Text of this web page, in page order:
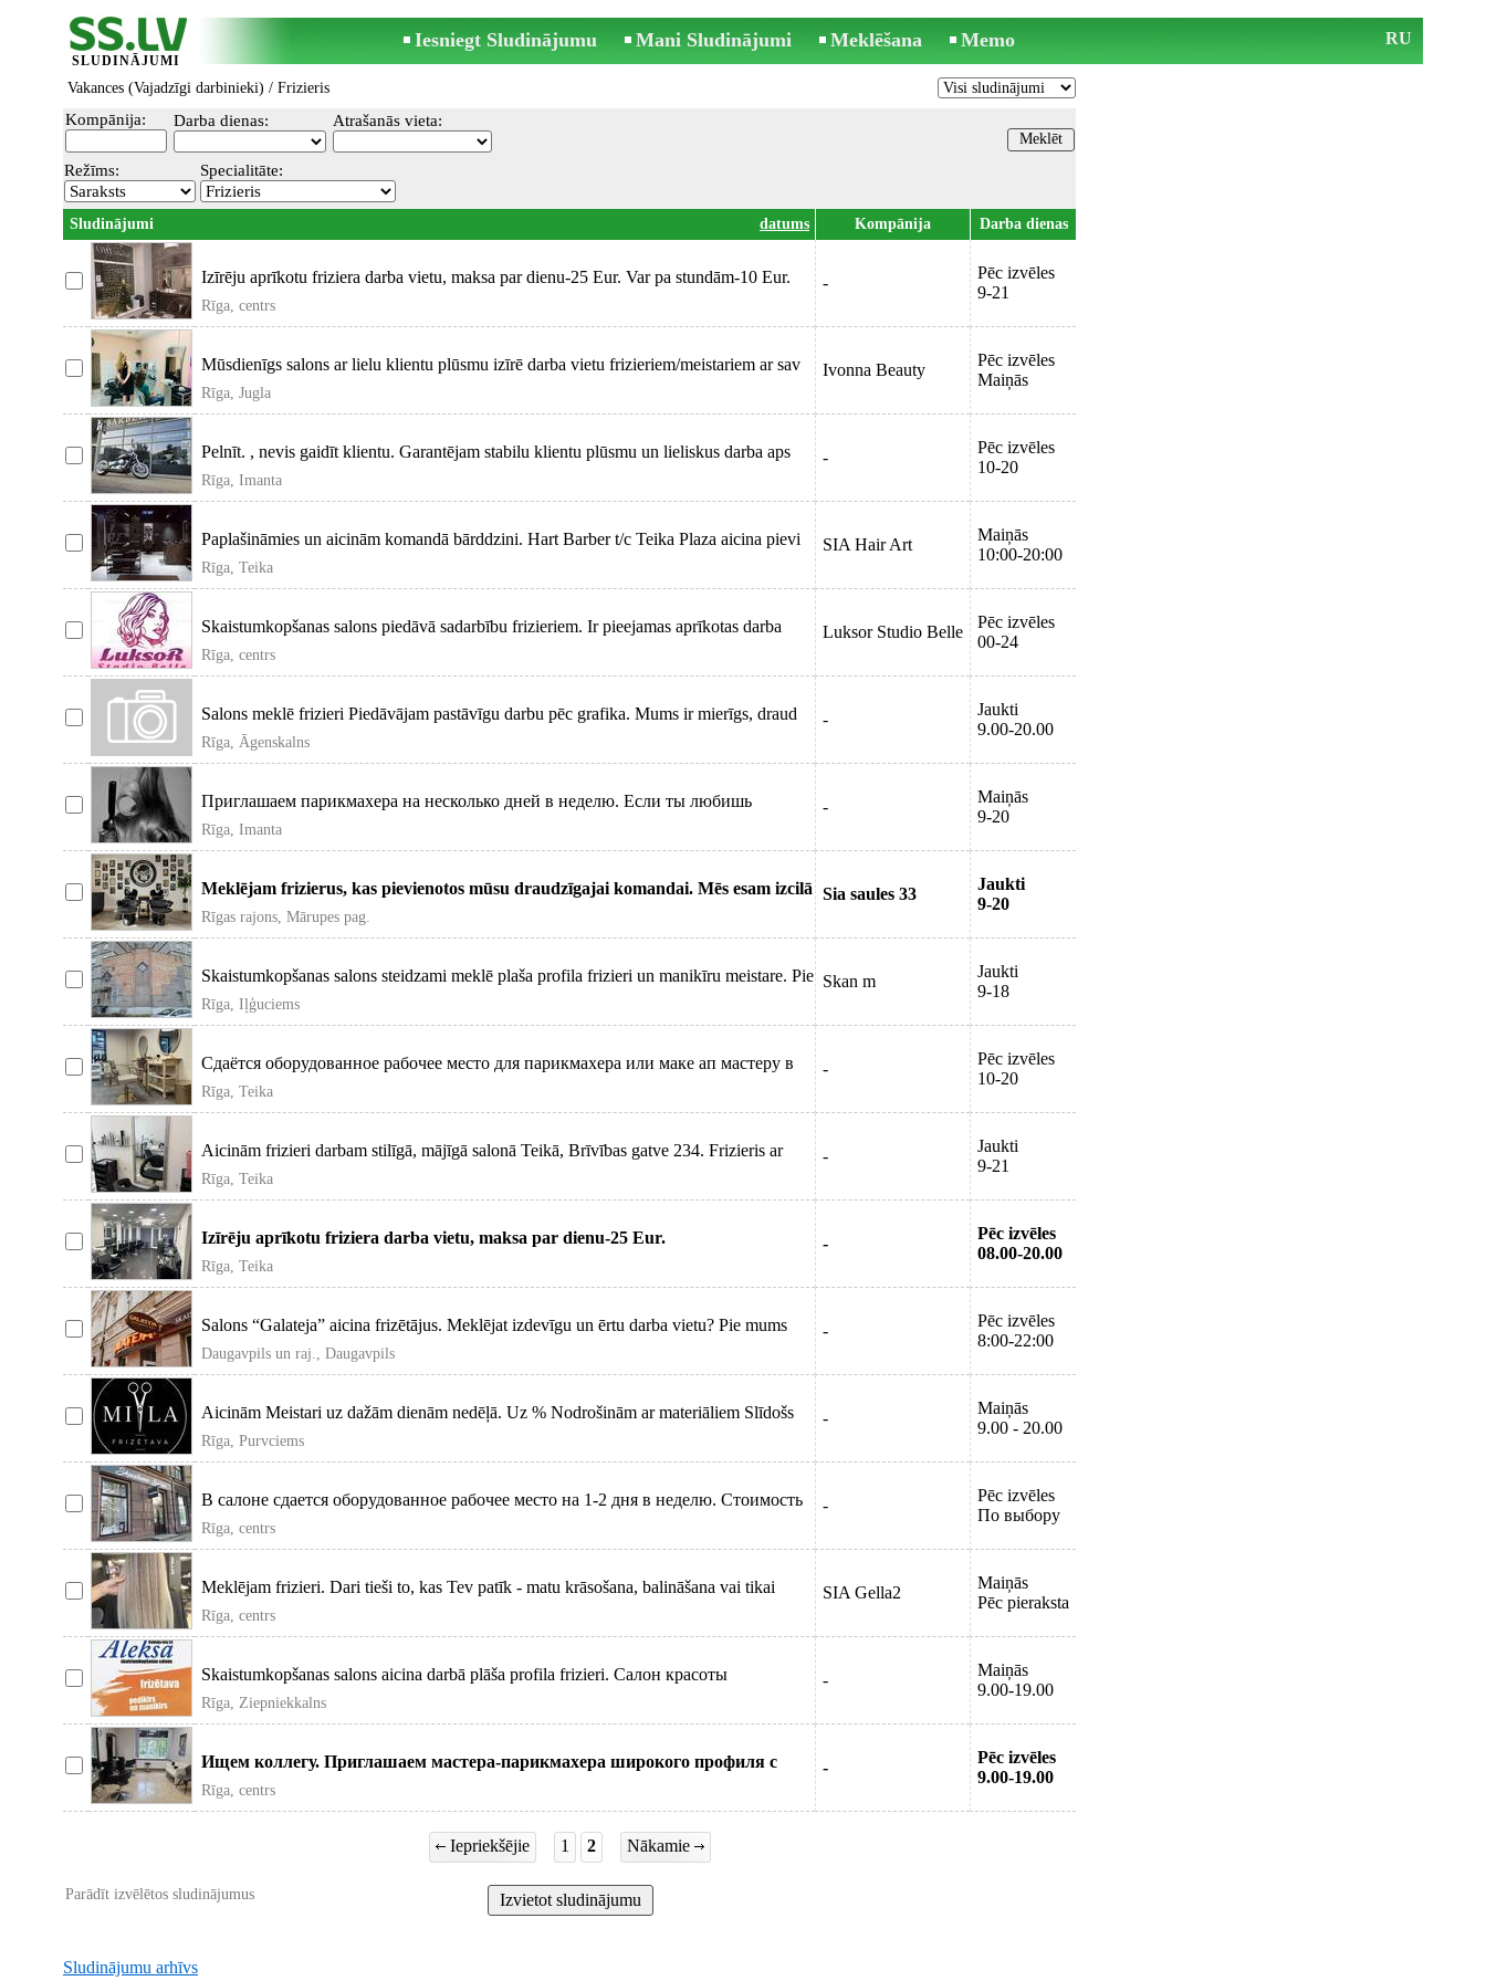
SLUDINĀJUMI
Iesniegt Sludinājumu Mani Sludinājumi Meklēšana Memo RU
Vakances (Vajadzīgi darbinieki) / Frizieris
Kompānija: Darba dienas: Atrašanās vieta:
Režīms: Specialitāte:
Sludinājumi datums Kompānija Darba dienas
Izīrēju aprīkotu friziera darba vietu, maksa par dienu-25 Eur. Var pa stundām-10 Eur.
Rīga, centrs
-
Pēc izvēles
9-21
Mūsdienīgs salons ar lielu klientu plūsmu izīrē darba vietu frizieriem/meistariem ar sav
Rīga, Jugla
Ivonna Beauty
Pēc izvēles
Maiņās
Pelnīt. , nevis gaidīt klientu. Garantējam stabilu klientu plūsmu un lieliskus darba aps
Rīga, Imanta
-
Pēc izvēles
10-20
Paplašināmies un aicinām komandā bārddzini. Hart Barber t/c Teika Plaza aicina pievi
Rīga, Teika
SIA Hair Art
Maiņās
10:00-20:00
Skaistumkopšanas salons piedāvā sadarbību frizieriem. Ir pieejamas aprīkotas darba
vieta
Rīga, centrs
Luksor Studio Belle
Pēc izvēles
00-24
Salons meklē frizieri Piedāvājam pastāvīgu darbu pēc grafika. Mums ir mierīgs, draud
Rīga, Āgenskalns
-
Jaukti
9.00-20.00
Приглашаем парикмахера на несколько дней в неделю. Если ты любишь
преображать людей,
Rīga, Imanta
-
Maiņās
9-20
Meklējam frizierus, kas pievienotos mūsu draudzīgajai komandai. Mēs esam izcilā
lokācijā
Rīgas rajons, Mārupes pag.
Sia saules 33
Jaukti
9-20
Skaistumkopšanas salons steidzami meklē plaša profila frizieri un manikīru meistare. Pie
Rīga, Iļģuciems
Skan m
Jaukti
9-18
Сдаётся оборудованное рабочее место для парикмахера или маке ап мастеру в
салоне на цент
Rīga, Teika
-
Pēc izvēles
10-20
Aicinām frizieri darbam stilīgā, mājīgā salonā Teikā, Brīvības gatve 234. Frizieris ar
Rīga, Teika
-
Jaukti
9-21
Izīrēju aprīkotu friziera darba vietu, maksa par dienu-25 Eur.
Rīga, Teika
-
Pēc izvēles
08.00-20.00
Salons “Galateja” aicina frizētājus. Meklējat izdevīgu un ērtu darba vietu? Pie mums
Daugavpils un raj., Daugavpils
-
Pēc izvēles
8:00-22:00
Aicinām Meistari uz dažām dienām nedēļā. Uz % Nodrošinām ar materiāliem Slīdošs
Rīga, Purvciems
-
Maiņās
9.00 - 20.00
В салоне сдается оборудованное рабочее место на 1-2 дня в неделю. Стоимость
аренды зав
Rīga, centrs
-
Pēc izvēles
По выбору
Meklējam frizieri. Dari tieši to, kas Tev patīk - matu krāsošana, balināšana vai tikai
Rīga, centrs
SIA Gella2
Maiņās
Pēc pieraksta
Skaistumkopšanas salons aicina darbā plāša profila frizieri. Салон красоты
приглашает на
Rīga, Ziepniekkalns
-
Maiņās
9.00-19.00
Ищем коллегу. Приглашаем мастера-парикмахера широкого профиля с
опытом работы. Салон раб
Rīga, centrs
-
Pēc izvēles
9.00-19.00
Iepriekšējie 1 2 Nākamie
Parādīt izvēlētos sludinājumus
Sludinājumu arhīvs